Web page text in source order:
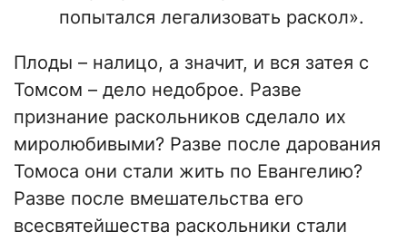
попытался легализовать раскол».
Плоды – налицо, а значит, и вся затея с
Томсом – дело недоброе. Разве
признание раскольников сделало их
миролюбивыми? Разве после дарования
Томоса они стали жить по Евангелию?
Разве после вмешательства его
всесвятейшества раскольники стали